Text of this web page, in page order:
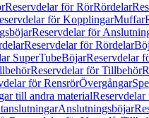
Reservdelar för RörRördelar
för KopplingarMuffar
Reservdelar för
Reservdelar för Rördelar
SuperTubeBöjarReservdelar
Reservdelar för Tillbehör
för RensrörÖvergångar
till andra material
Anslutningsböjar